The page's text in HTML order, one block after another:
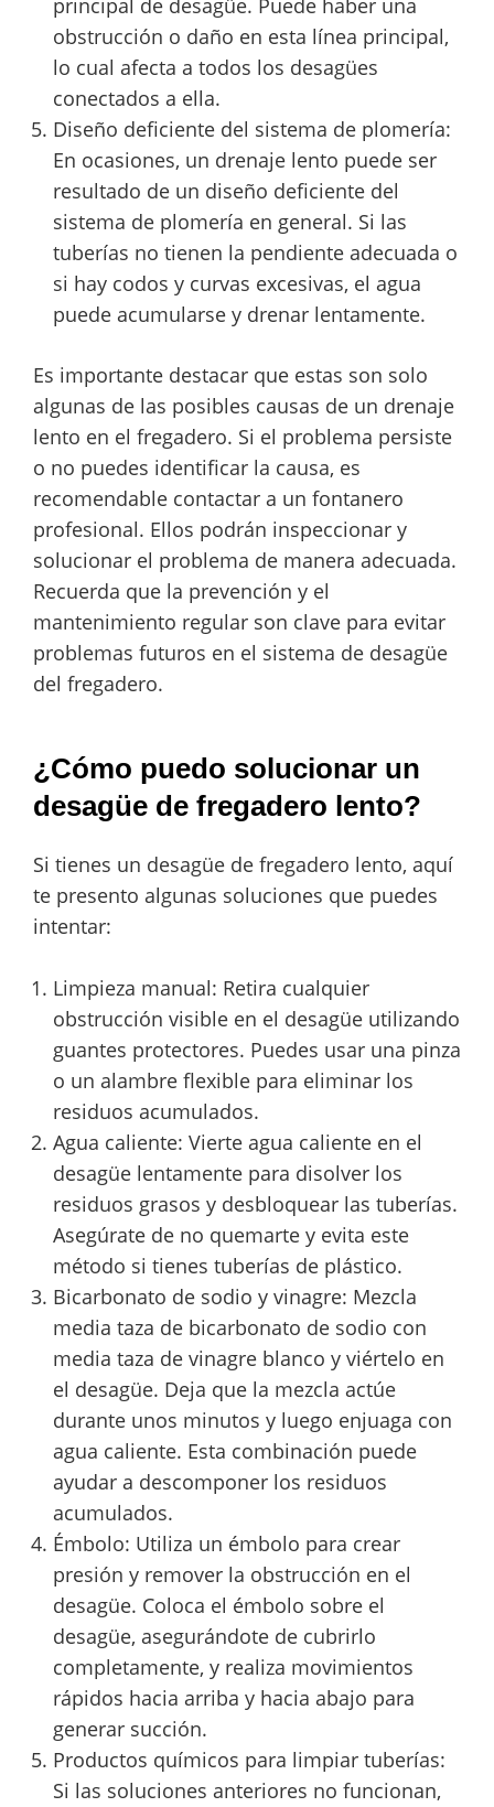
principal de desagüe. Puede haber una
obstrucción o daño en esta línea principal,
lo cual afecta a todos los desagües
conectados a ella.
Diseño deficiente del sistema de plomería:
En ocasiones, un drenaje lento puede ser
resultado de un diseño deficiente del
sistema de plomería en general. Si las
tuberías no tienen la pendiente adecuada o
si hay codos y curvas excesivas, el agua
puede acumularse y drenar lentamente.
Es importante destacar que estas son solo
algunas de las posibles causas de un drenaje
lento en el fregadero. Si el problema persiste
o no puedes identificar la causa, es
recomendable contactar a un fontanero
profesional. Ellos podrán inspeccionar y
solucionar el problema de manera adecuada.
Recuerda que la prevención y el
mantenimiento regular son clave para evitar
problemas futuros en el sistema de desagüe
del fregadero.
¿Cómo puedo solucionar un
desagüe de fregadero lento?
Si tienes un desagüe de fregadero lento, aquí
te presento algunas soluciones que puedes
intentar:
Limpieza manual: Retira cualquier
obstrucción visible en el desagüe utilizando
guantes protectores. Puedes usar una pinza
o un alambre flexible para eliminar los
residuos acumulados.
Agua caliente: Vierte agua caliente en el
desagüe lentamente para disolver los
residuos grasos y desbloquear las tuberías.
Asegúrate de no quemarte y evita este
método si tienes tuberías de plástico.
Bicarbonato de sodio y vinagre: Mezcla
media taza de bicarbonato de sodio con
media taza de vinagre blanco y viértelo en
el desagüe. Deja que la mezcla actúe
durante unos minutos y luego enjuaga con
agua caliente. Esta combinación puede
ayudar a descomponer los residuos
acumulados.
Émbolo: Utiliza un émbolo para crear
presión y remover la obstrucción en el
desagüe. Coloca el émbolo sobre el
desagüe, asegurándote de cubrirlo
completamente, y realiza movimientos
rápidos hacia arriba y hacia abajo para
generar succión.
Productos químicos para limpiar tuberías:
Si las soluciones anteriores no funcionan,